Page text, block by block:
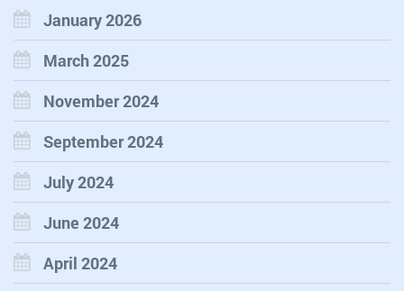
January 2026
March 2025
November 2024
September 2024
July 2024
June 2024
April 2024